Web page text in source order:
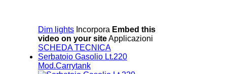
Dim lights Incorpora Embed this
video on your siteApplicazioni
SCHEDA TECNICA
Serbatoio Gasolio Lt.220
Mod.Carrytank